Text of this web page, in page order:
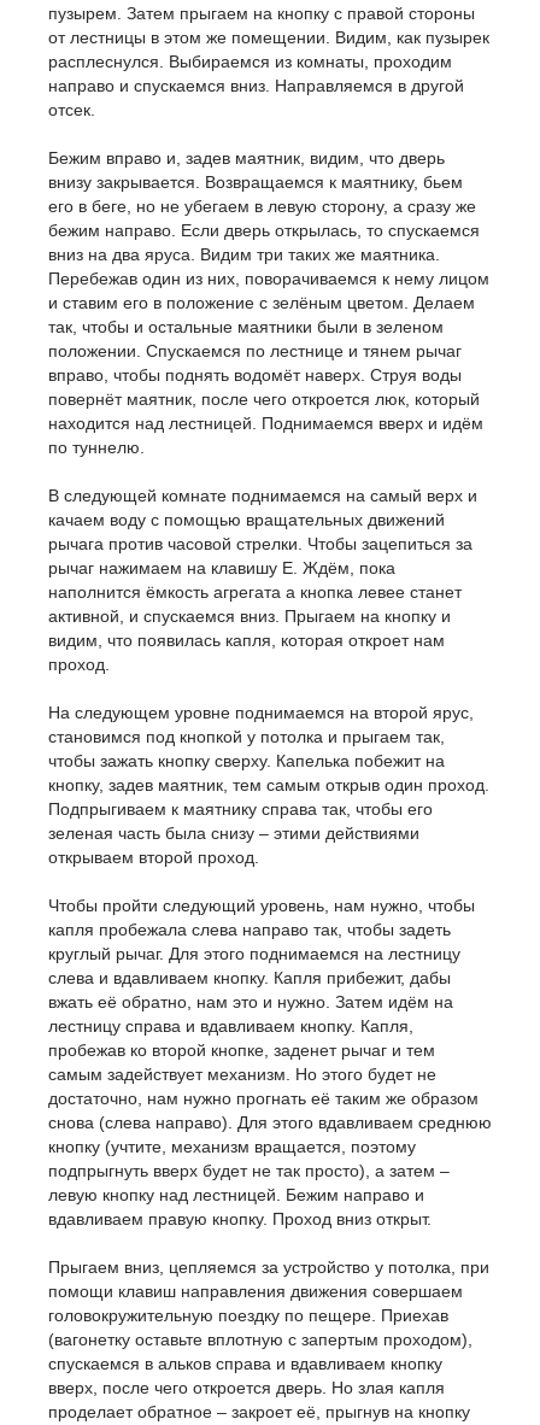
пузырем. Затем прыгаем на кнопку с правой стороны
от лестницы в этом же помещении. Видим, как пузырек
расплеснулся. Выбираемся из комнаты, проходим
направо и спускаемся вниз. Направляемся в другой
отсек.
Бежим вправо и, задев маятник, видим, что дверь
внизу закрывается. Возвращаемся к маятнику, бьем
его в беге, но не убегаем в левую сторону, а сразу же
бежим направо. Если дверь открылась, то спускаемся
вниз на два яруса. Видим три таких же маятника.
Перебежав один из них, поворачиваемся к нему лицом
и ставим его в положение с зелёным цветом. Делаем
так, чтобы и остальные маятники были в зеленом
положении. Спускаемся по лестнице и тянем рычаг
вправо, чтобы поднять водомёт наверх. Струя воды
повернёт маятник, после чего откроется люк, который
находится над лестницей. Поднимаемся вверх и идём
по туннелю.
В следующей комнате поднимаемся на самый верх и
качаем воду с помощью вращательных движений
рычага против часовой стрелки. Чтобы зацепиться за
рычаг нажимаем на клавишу E. Ждём, пока
наполнится ёмкость агрегата а кнопка левее станет
активной, и спускаемся вниз. Прыгаем на кнопку и
видим, что появилась капля, которая откроет нам
проход.
На следующем уровне поднимаемся на второй ярус,
становимся под кнопкой у потолка и прыгаем так,
чтобы зажать кнопку сверху. Капелька побежит на
кнопку, задев маятник, тем самым открыв один проход.
Подпрыгиваем к маятнику справа так, чтобы его
зеленая часть была снизу – этими действиями
открываем второй проход.
Чтобы пройти следующий уровень, нам нужно, чтобы
капля пробежала слева направо так, чтобы задеть
круглый рычаг. Для этого поднимаемся на лестницу
слева и вдавливаем кнопку. Капля прибежит, дабы
вжать её обратно, нам это и нужно. Затем идём на
лестницу справа и вдавливаем кнопку. Капля,
пробежав ко второй кнопке, заденет рычаг и тем
самым задействует механизм. Но этого будет не
достаточно, нам нужно прогнать её таким же образом
снова (слева направо). Для этого вдавливаем среднюю
кнопку (учтите, механизм вращается, поэтому
подпрыгнуть вверх будет не так просто), а затем –
левую кнопку над лестницей. Бежим направо и
вдавливаем правую кнопку. Проход вниз открыт.
Прыгаем вниз, цепляемся за устройство у потолка, при
помощи клавиш направления движения совершаем
головокружительную поездку по пещере. Приехав
(вагонетку оставьте вплотную с запертым проходом),
спускаемся в альков справа и вдавливаем кнопку
вверх, после чего откроется дверь. Но злая капля
проделает обратное – закроет её, прыгнув на кнопку